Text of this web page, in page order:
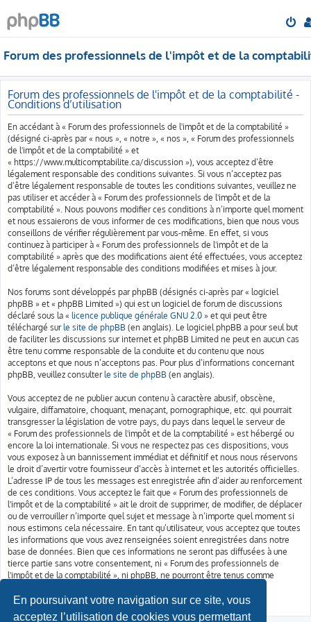
En poursuivant votre navigation sur ce site, vous
acceptez l’utilisation de cookies vous permettant
Forum des professionnels de l'impôt et de la
Forum des professionnels de l'impôt et de la comptabilité -
Conditions d’utilisation
En accédant à « Forum des professionnels de l'impôt et de la comptabilité »
(désigné ci-après par « nous », « notre », « nos », « Forum des professionnels
de l'impôt et de la comptabilité » et
« https://www.multicomptabilite.ca/discussion »), vous acceptez d’être
légalement responsable des conditions suivantes. Si vous n’acceptez pas
d’être légalement responsable de toutes les conditions suivantes, veuillez ne
pas utiliser et accéder à « Forum des professionnels de l'impôt et de la
comptabilité ». Nous pouvons modifier ces conditions à n’importe quel moment
et nous essaierons de vous informer de ces modifications, bien que nous vous
conseillons de vérifier régulièrement par vous-même. En effet, si vous
continuez à participer à « Forum des professionnels de l'impôt et de la
comptabilité » après que des modifications aient été effectuées, vous acceptez
d’être légalement responsable des conditions modifiées et mises à jour.
Nos forums sont développés par phpBB (désignés ci-après par « logiciel
phpBB » et « phpBB Limited ») qui est un logiciel de forum de discussions
déclaré sous la « licence publique générale GNU 2.0 » et qui peut être
téléchargé surle site de phpBB (en anglais). Le logiciel phpBB a pour seul but
de faciliter les discussions sur internet et phpBB Limited ne peut en aucun cas
être tenu comme responsable de la conduite et du contenu que nous
acceptons et que nous n’acceptons pas. Pour plus d’informations concernant
phpBB, veuillez consulterle site de phpBB (en anglais).
Vous acceptez de ne publier aucun contenu à caractère abusif, obscène,
vulgaire, diffamatoire, choquant, menaçant, pornographique, etc. qui pourrait
transgresser la législation de votre pays, du pays dans lequel le serveur de
« Forum des professionnels de l'impôt et de la comptabilité » est hébergé ou
encore la loi internationale. Si vous ne respectez pas ces dispositions, vous
vous exposez à un bannissement immédiat et définitif et nous nous réservons
le droit d’avertir votre fournisseur d’accès à internet et les autorités officielles.
L’adresse IP de tous les messages est enregistrée afin d’aider au renforcement
de ces conditions. Vous acceptez le fait que « Forum des professionnels de
l'impôt et de la comptabilité » ait le droit de supprimer, de modifier, de déplacer
ou de verrouiller n’importe quel sujet et message à n’importe quel moment si
nous estimons cela nécessaire. En tant qu’utilisateur, vous acceptez que toutes
les informations que vous avez renseignées soient enregistrées dans notre
base de données. Bien que ces informations ne seront pas diffusées à une
tierce partie sans votre consentement, ni « Forum des professionnels de
l'impôt et de la comptabilité », ni phpBB, ne pourront être tenus comme
compromettre vos données.